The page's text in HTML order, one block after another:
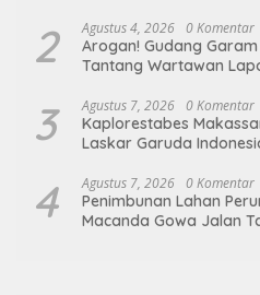
2 Agustus 4, 2026 0 Komentar
Arogan! Gudang
Tantang Wartawan
3 Agustus 7, 2026 0 Komentar
Kaplorestabes
Laskar Garuda
4 Agustus 7, 2026 0 Komentar
Penimbunan Lahan
Macanda Gowa Jalan